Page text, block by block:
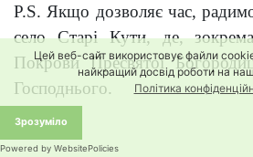
Цей веб-сайт використовує файли
найкращий досвід роботи на
Політика
Зрозуміло
Powered by WebsitePolicies
P.S. Якщо дозволяє час, радимо
село Старі Кути, де,
Покрови Пресвятої
Господнього.